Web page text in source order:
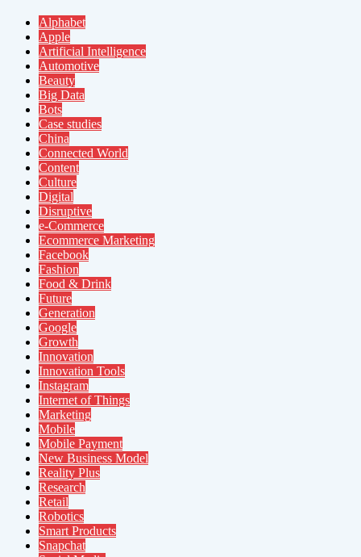
Alphabet
Apple
Artificial Intelligence
Automotive
Beauty
Big Data
Bots
Case studies
China
Connected World
Content
Culture
Digital
Disruptive
e-Commerce
Ecommerce Marketing
Facebook
Fashion
Food & Drink
Future
Generation
Google
Growth
Innovation
Innovation Tools
Instagram
Internet of Things
Marketing
Mobile
Mobile Payment
New Business Model
Reality Plus
Research
Retail
Robotics
Smart Products
Snapchat